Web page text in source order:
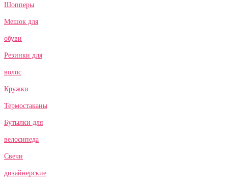
Шопперы
Мешок для
обуви
Резинки для
волос
Кружки
Термостаканы
Бутылки для
велосипеда
Свечи
дизайнерские